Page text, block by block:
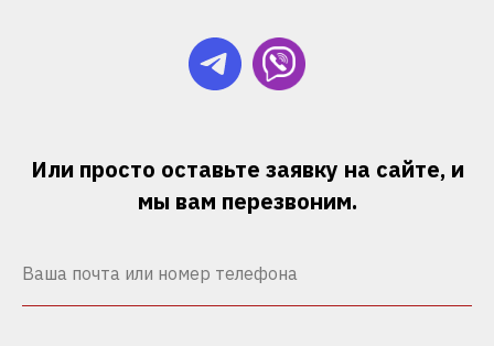
Или просто оставьте заявку на сайте, и
мы вам перезвоним.